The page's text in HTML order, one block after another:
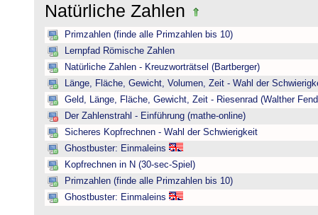
Natürliche Zahlen
Primzahlen (finde alle Primzahlen bis 10)
Lernpfad Römische Zahlen
Natürliche Zahlen - Kreuzworträtsel (Bartberger)
Länge, Fläche, Gewicht, Volumen, Zeit - Wahl der
Geld, Länge, Fläche, Gewicht, Zeit - Riesenrad (Walther
Der Zahlenstrahl - Einführung (mathe-online)
Sicheres Kopfrechnen - Wahl der Schwierigkeit
Ghostbuster: Einmaleins
Kopfrechnen in N (30-sec-Spiel)
Primzahlen (finde alle Primzahlen bis 10)
Ghostbuster: Einmaleins